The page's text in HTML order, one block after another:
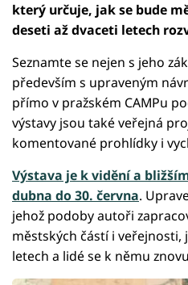
který určuje, jak se bude
deseti až dvaceti letech
Seznamte se nejen s jeho
především s upraveným
přímo v pražském CAMPu
výstavy jsou také veřejná
komentované prohlídky i
Výstava je k vidění a
dubna do 30. června.
jehož podoby autoři
městských částí i veřejnosti,
letech a lidé se k němu